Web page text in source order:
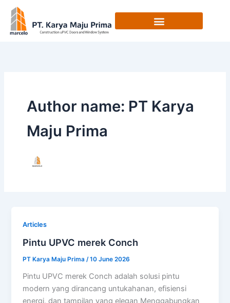
content
Author name: PT Karya
Maju Prima
Articles
Pintu UPVC merek Conch
PT Karya Maju Prima /10 June 2026
Pintu UPVC merek Conch adalah solusi pintu
modern yang dirancang untukahanan, efisiensi
energi, dan tampilan yang elegan Menggabungkan